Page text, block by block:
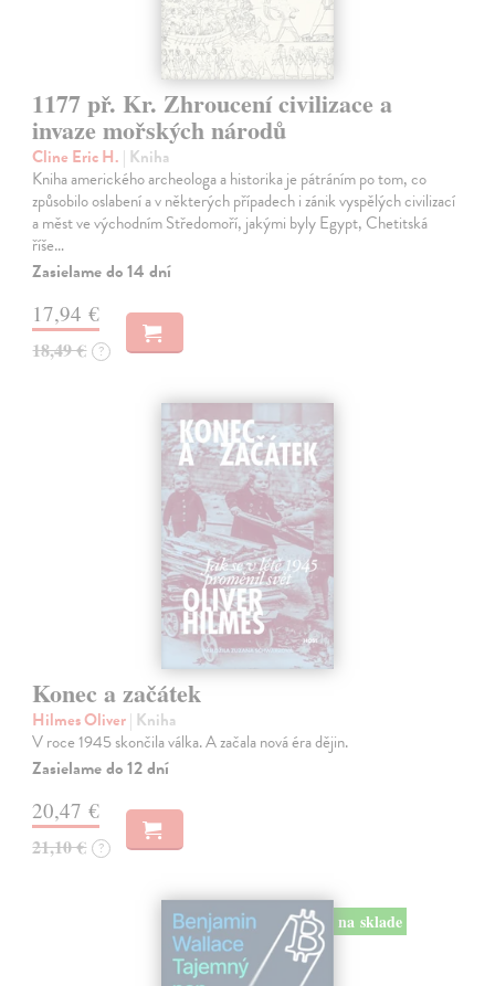
1177 př. Kr. Zhroucení civilizace a
invaze mořských národů
Cline Eric H. | Kniha
Kniha amerického archeologa a historika je pátráním po tom, co
způsobilo oslabení a v některých případech i zánik vyspělých civilizací
a měst ve východním Středomoří, jakými byly Egypt, Chetitská
říše…
Zasielame do 14 dní
17,94 €
18,49 € ?
Konec a začátek
Hilmes Oliver| Kniha
V roce 1945 skončila válka. A začala nová éra dějin.
Zasielame do 12 dní
20,47 €
21,10 € ?
na sklade